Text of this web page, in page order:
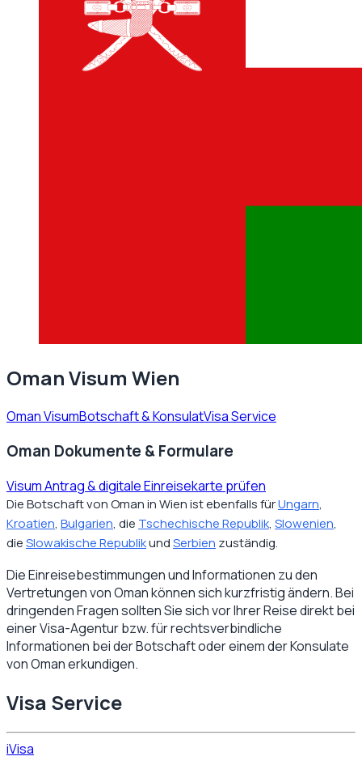
Oman Visum Wien
Oman VisumBotschaft & KonsulatVisa Service
Oman Dokumente & Formulare
Visum Antrag & digitale Einreisekarte prüfen
Die Botschaft von Oman in Wien ist ebenfalls fürUngarn,
Kroatien, Bulgarien, die Tschechische Republik, Slowenien,
dieSlowakische RepublikundSerbien zuständig.
Die Einreisebestimmungen und Informationen zu den
Vertretungen vonOmankönnen sich kurzfristig ändern. Bei
dringenden Fragen sollten Sie sich vor Ihrer Reise direkt bei
einer Visa-Agentur bzw. für rechtsverbindliche
Informationen bei der Botschaft oder einem der Konsulate
vonOmanerkundigen.
Visa Service
iVisa